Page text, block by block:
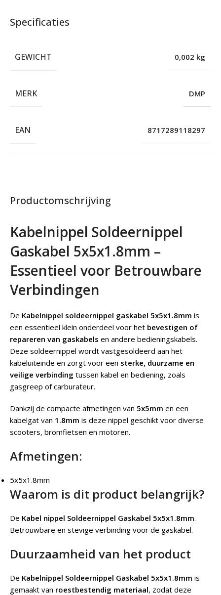
Productomschrijving
Kabelnippel Soldeernippel
Gaskabel 5x5x1.8mm –
Essentieel voor Betrouwbare
Verbindingen
De Kabelnippel soldeernippel gaskabel 5x5x1.8mm is
een essentieel klein onderdeel voor het bevestigen of
repareren van gaskabels en andere bedieningskabels.
Deze soldeernippel wordt vastgesoldeerd aan het
kabeluiteinde en zorgt voor een sterke, duurzame en
veilige verbinding tussen kabel en bediening, zoals
gasgreep of carburateur.
Dankzij de compacte afmetingen van 5x5mm en een
kabelgat van 1.8mm is deze nippel geschikt voor diverse
scooters, bromfietsen en motoren.
Afmetingen:
5x5x1.8mm
Waarom is dit product belangrijk?
De Kabel nippel Soldeernippel Gaskabel 5x5x1.8mm.
Betrouwbare en stevige verbinding voor de gaskabel.
Duurzaamheid van het product
De Kabelnippel Soldeernippel Gaskabel 5x5x1.8mm is
gemaakt van roestbestendig materiaal, zodat deze
Specificaties
GEWICHT 0,002 kg
MERK DMP
EAN 8717289118297